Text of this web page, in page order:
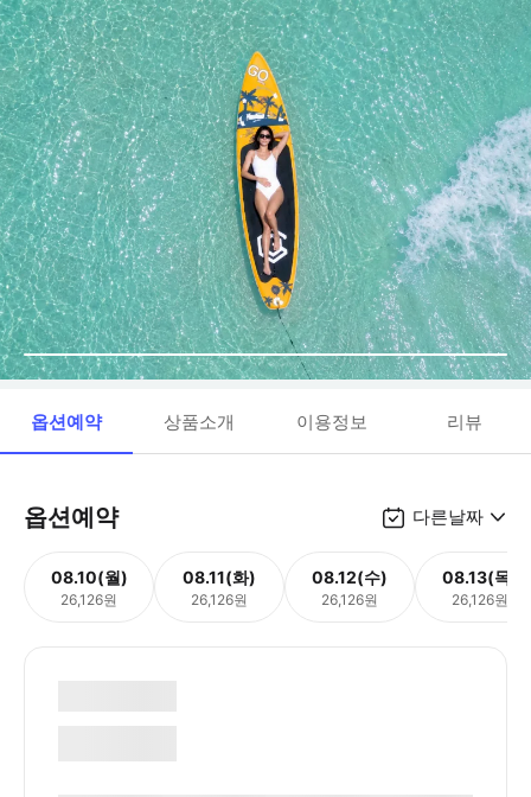
옵션예약 상품소개 이용정보 리뷰
옵션예약 다른날짜
08.10(월)
26,126원
08.11(화)
26,126원
08.12(수)
26,126원
08.13(목)
26,126원